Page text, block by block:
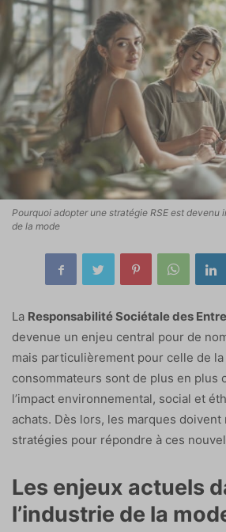
Pourquoi adopter une stratégie RSE est devenu
de la mode
La Responsabilité Sociétale des
devenue un enjeu central pour de
mais particulièrement pour celle de la
consommateurs sont de plus en plus
l’impact environnemental, social et
achats. Dès lors, les marques
stratégies pour répondre à ces
Les enjeux actuels
l’industrie de la